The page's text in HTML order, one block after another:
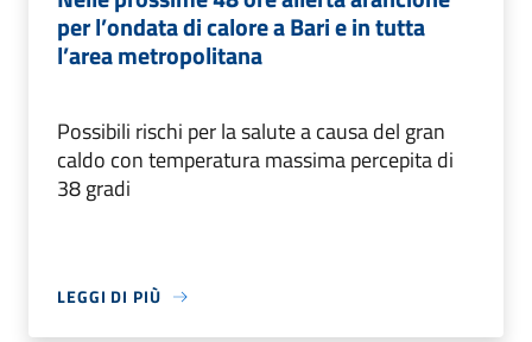
per l’ondata di calore a Bari e in tutta
l’area metropolitana
Possibili rischi per la salute a causa del gran
caldo con temperatura massima percepita di
38 gradi
LEGGI DI PIÙ